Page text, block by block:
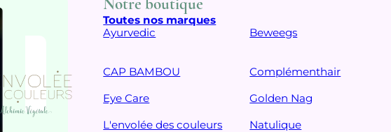
Notre boutique
Toutes nos marques
Ayurvedic
Beweegs
CAP BAMBOU
Complémenthair
Eye Care
Golden Nag
L'envolée des couleurs
Natulique